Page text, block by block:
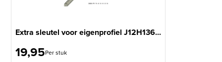
Extra sleutel voor eigenprofiel J12H136...
19,95Per stuk